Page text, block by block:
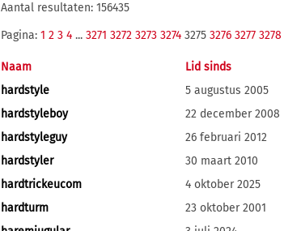
Aantal resultaten: 156435
Pagina: 1 2 3 4 ... 3271 3272 3273 3274 3275 3276 3277 3278
Naam Lid sinds
hardstyle
5 augustus 2005
hardstyleboy
22 december 2008
hardstyleguy
26 februari 2012
hardstyler
30 maart 2010
hardtrickeucom
4 oktober 2025
hardturm
23 oktober 2001